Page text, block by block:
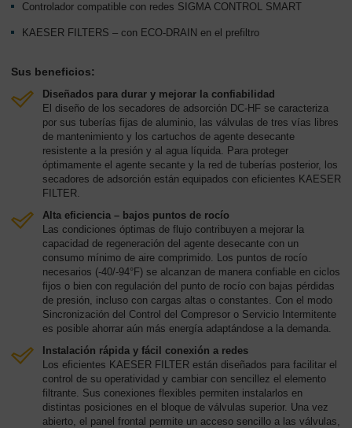
Controlador compatible con redes SIGMA CONTROL SMART
KAESER FILTERS – con ECO-DRAIN en el prefiltro
Sus beneficios:
Diseñados para durar y mejorar la confiabilidad
El diseño de los secadores de adsorción DC-HF se caracteriza
por sus tuberías fijas de aluminio, las válvulas de tres vías libres
de mantenimiento y los cartuchos de agente desecante
resistente a la presión y al agua líquida. Para proteger
óptimamente el agente secante y la red de tuberías posterior, los
secadores de adsorción están equipados con eficientes KAESER
FILTER.
Alta eficiencia – bajos puntos de rocío
Las condiciones óptimas de flujo contribuyen a mejorar la
capacidad de regeneración del agente desecante con un
consumo mínimo de aire comprimido. Los puntos de rocío
necesarios (-40/-94°F) se alcanzan de manera confiable en ciclos
fijos o bien con regulación del punto de rocío con bajas pérdidas
de presión, incluso con cargas altas o constantes. Con el modo
Sincronización del Control del Compresor o Servicio Intermitente
es posible ahorrar aún más energía adaptándose a la demanda.
Instalación rápida y fácil conexión a redes
Los eficientes KAESER FILTER están diseñados para facilitar el
control de su operatividad y cambiar con sencillez el elemento
filtrante. Sus conexiones flexibles permiten instalarlos en
distintas posiciones en el bloque de válvulas superior. Una vez
abierto, el panel frontal permite un acceso sencillo a las válvulas,